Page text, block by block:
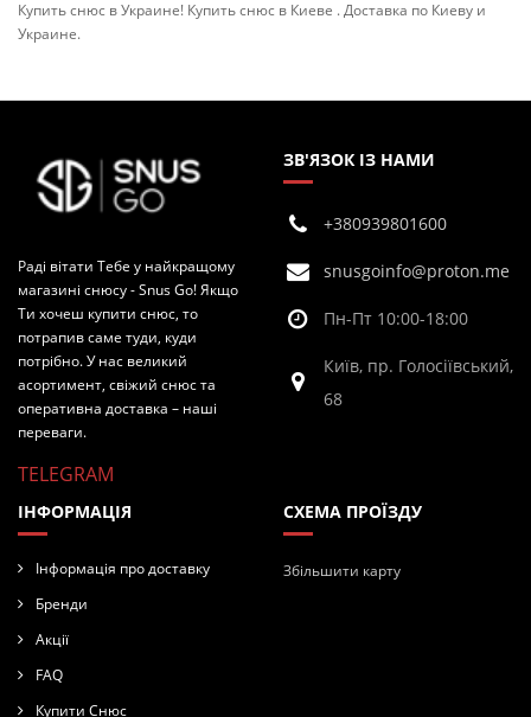
Купить снюс в Украине! Купить снюс в Киеве . Доставка по Киеву и
Украине.
Раді вітати Тебе у найкращому
магазині снюсу - Snus Go! Якщо
Ти хочеш купити снюс, то
потрапив саме туди, куди
потрібно. У нас великий
асортимент, свіжий снюс та
оперативна доставка – наші
переваги.
TELEGRAM
ЗВ'ЯЗОК ІЗ НАМИ
+380939801600
snusgoinfo@proton.me
Пн-Пт 10:00-18:00
Київ, пр. Голосіївський,
68
ІНФОРМАЦІЯ
Інформація про доставку
Бренди
Акції
FAQ
Купити Снюс
СХЕМА ПРОЇЗДУ
Збільшити карту